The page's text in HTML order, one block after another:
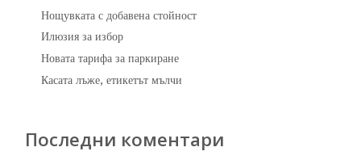
Нощувката с добавена стойност
Илюзия за избор
Новата тарифа за паркиране
Касата лъже, етикетът мълчи
Последни коментари